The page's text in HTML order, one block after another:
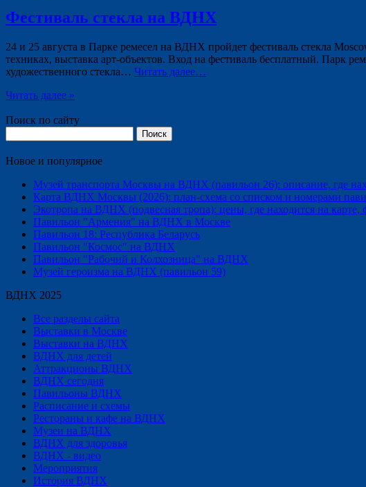
Фестиваль стекла на ВДНХ
24 и 25 августа в Парке ремесел на ВДНХ пройдет фестиваль стекла
техниках, выставка арт-объектов. Вход на фестиваль бесплатный. Парк
художественного стекла… Читать далее…
Читать далее »
Поиск по сайту
Новое и популярное
Музей транспорта Москвы на ВДНХ (павильон 26): описание, где
Карта ВДНХ Москвы (2026): план-схема со списком и номерами
Экотропа на ВДНХ (подвесная тропа): цены, где находится на карте,
Павильон "Армения" на ВДНХ в Москве
Павильон 18: Республика Беларусь
Павильон "Космос" на ВДНХ
Павильон "Рабочий и Колхозница" на ВДНХ
Музей героизма на ВДНХ (павильон 59)
ВДНХ 2025
Все разделы сайта
Выставки в Москве
Выставки на ВДНХ
ВДНХ для детей
Аттракционы ВДНХ
ВДНХ сегодня
Павильоны ВДНХ
Расписание и схемы
Рестораны и кафе на ВДНХ
Музеи на ВДНХ
ВДНХ для здоровья
ВДНХ - видео
Мероприятия
История ВДНХ